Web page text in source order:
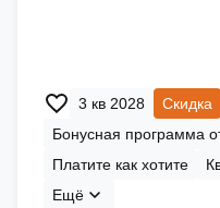
3 кв 2028 Скидка
Бонусная программа
Платите как хотите
Ещё